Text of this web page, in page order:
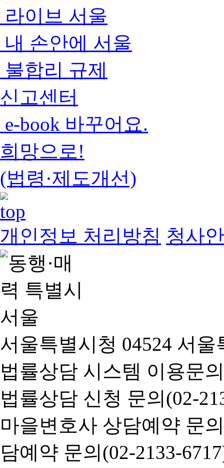
라이브 서울
내 손안에 서울
불합리 규제
신고센터
e-book 바꾸어요.
희망으로!
(법령·제도개선)
개인정보 처리방침 청사
서울특별시청 04524 서
법률상담 시스템 이용문
법률상담 신청 문의(02-
마을변호사 상담예약 문
담예약 문의(02-2133-